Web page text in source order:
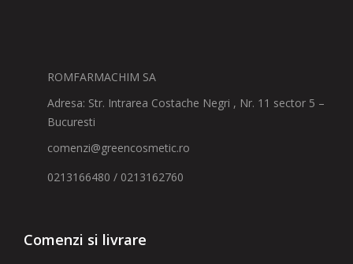
ROMFARMACHIM SA
Adresa: Str. Intrarea Costache Negri , Nr. 11 sector 5 –
Bucuresti
comenzi@greencosmetic.ro
0213166480 / 0213162760
Comenzi si livrare